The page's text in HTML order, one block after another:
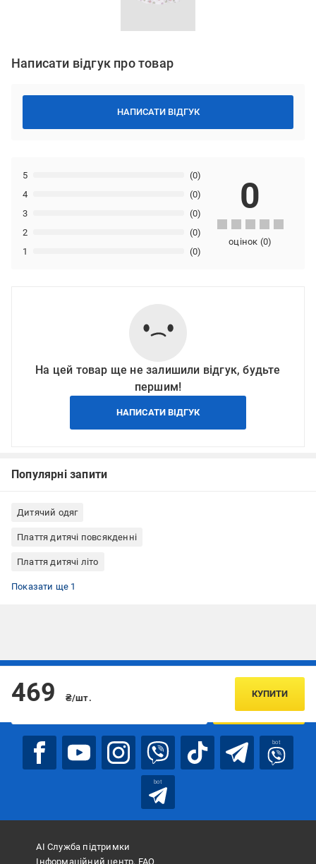
Написати відгук про товар
НАПИСАТИ ВІДГУК
1 (0)
2 (0)
3 (0)
4 (0)
5 (0)
0
оцінок (0)
На цей товар ще не залишили відгук, будьте
першим!
НАПИСАТИ ВІДГУК
Популярні запити
Дитячий одяг
Плаття дитячі повсякденні
Плаття дитячі літо
Показати ще 1
469 ₴/шт. КУПИТИ
Підписуйтесь, щоб дізнаватись першим про акції та пропозиції
ПІДПИСАТИСЯ
bot
bot
АІ Служба підтримки
Інформаційний центр, FAQ